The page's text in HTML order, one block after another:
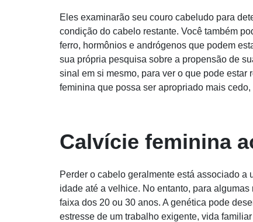
Eles examinarão seu couro cabeludo para
condição do cabelo restante. Você também
ferro, hormônios e andrógenos que podem
sua própria pesquisa sobre a propensão de
sinal em si mesmo, para ver o que pode
feminina que possa ser apropriado mais cedo,
Calvície feminina
Perder o cabelo geralmente está associado
idade até a velhice. No entanto, para
faixa dos 20 ou 30 anos. A genética pode
estresse de um trabalho exigente, vida